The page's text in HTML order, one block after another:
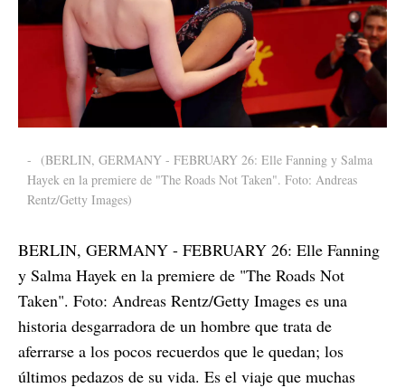
- (BERLIN, GERMANY - FEBRUARY 26: Elle Fanning y Salma
Hayek en la premiere de "The Roads Not Taken". Foto: Andreas
Rentz/Getty Images)
BERLIN, GERMANY - FEBRUARY 26: Elle Fanning
y Salma Hayek en la premiere de "The Roads Not
Taken". Foto: Andreas Rentz/Getty Images es una
historia desgarradora de un hombre que trata de
aferrarse a los pocos recuerdos que le quedan; los
últimos pedazos de su vida. Es el viaje que muchas